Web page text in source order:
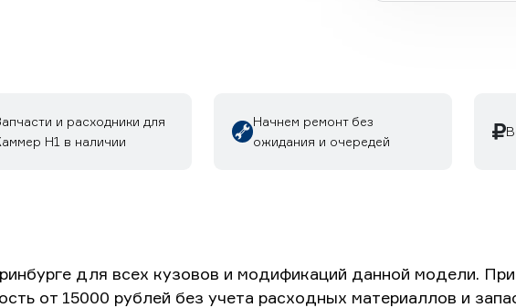
и расходники для
H1 в наличии
Начнем ремонт без
ожидания и очередей
для всех кузовов и модификаций данной модели.
от 15000 рублей без учета расходных материаллов и